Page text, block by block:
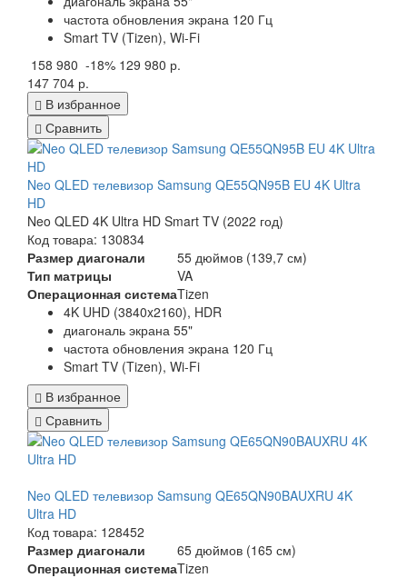
частота обновления экрана 120 Гц
Smart TV (Tizen), Wi-Fi
158 980 -18% 129 980 р.
147 704 р.
В избранное
Сравнить
Neo QLED телевизор Samsung QE55QN95B EU 4K Ultra
HD
Neo QLED 4K Ultra HD Smart TV (2022 год)
Код товара: 130834
Размер диагонали
55 дюймов (139,7 см)
Тип матрицы
VA
Операционная системаTizen
4K UHD (3840x2160), HDR
диагональ экрана 55"
частота обновления экрана 120 Гц
Smart TV (Tizen), Wi-Fi
В избранное
Сравнить
Neo QLED телевизор Samsung QE65QN90BAUXRU 4K
Ultra HD
Код товара: 128452
Размер диагонали
65 дюймов (165 см)
Операционная системаTizen